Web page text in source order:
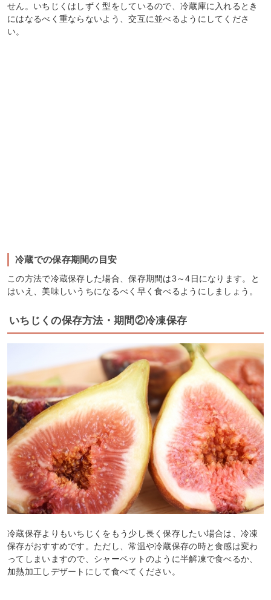
せん。いちじくはしずく型をしているので、冷蔵庫に入れるとき
にはなるべく重ならないよう、交互に並べるようにしてくださ
い。
冷蔵での保存期間の目安
この方法で冷蔵保存した場合、保存期間は3～4日になります。と
はいえ、美味しいうちになるべく早く食べるようにしましょう。
いちじくの保存方法・期間②冷凍保存
冷蔵保存よりもいちじくをもう少し長く保存したい場合は、冷凍
保存がおすすめです。ただし、常温や冷蔵保存の時と食感は変わ
ってしまいますので、シャーベットのように半解凍で食べるか、
加熱加工しデザートにして食べてください。